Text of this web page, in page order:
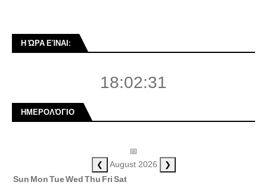
Η ΏΡΑ ΕΊΝΑΙ:
18:02:32
ΗΜΕΡΟΛΌΓΙΟ
📅
❮ August 2026 ❯
Sun MonTueWedThu FriSat